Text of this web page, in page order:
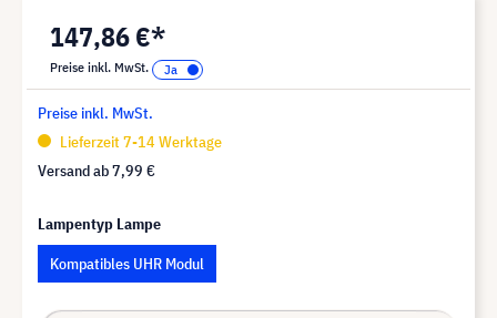
147,86 €*
Preise inkl. MwSt.
Preise inkl. MwSt.
Lieferzeit 7-14 Werktage
Versand ab7,99 €
Lampentyp Lampe
Kompatibles UHR Modul